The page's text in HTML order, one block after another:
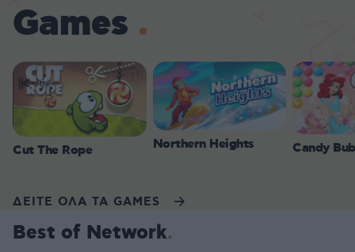
Games
Cut The Rope Northern Heights Candy
ΔΕΙΤΕ ΟΛΑ ΤΑ GAMES
Best of Network